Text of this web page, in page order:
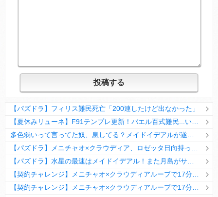
【パズドラ】フィリス難民死亡「200連したけど出なかった」